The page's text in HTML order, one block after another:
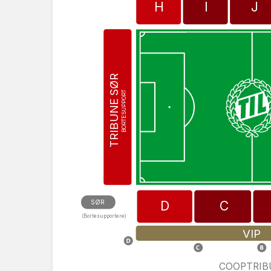
C
D
I J
H
VIP
TRIBUNE SØR
(Bortesupportere)
SØR
BORTESUPPORT